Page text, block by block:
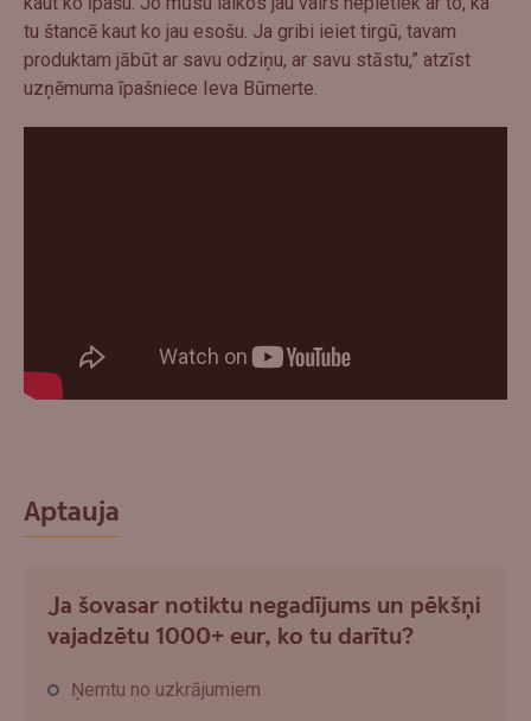
tu štancē kaut ko jau esošu. Ja gribi ieiet tirgū, tavam
produktam jābūt ar savu odziņu, ar savu stāstu,” atzīst
uzņēmuma īpašniece Ieva Būmerte.
Aptauja
Ja šovasar notiktu negadījums un pēkšņi
vajadzētu 1000+ eur, ko tu darītu?
Ņemtu no uzkrājumiem